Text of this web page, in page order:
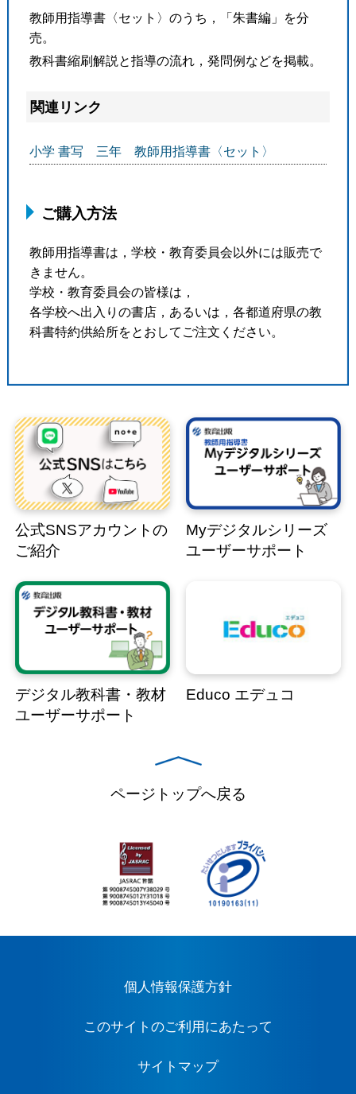
教師用指導書〈セット〉のうち，「朱書編」を分
売。
教科書縮刷解説と指導の流れ，発問例などを掲載。
関連リンク
小学 書写 三年 教師用指導書〈セット〉
ご購入方法
教師用指導書は，学校・教育委員会以外には販売で
きません。
学校・教育委員会の皆様は，
各学校へ出入りの書店，あるいは，各都道府県の教
科書特約供給所をとおしてご注文ください。
公式SNSアカウントの
ご紹介
Myデジタルシリーズ
ユーザーサポート
デジタル教科書・教材
ユーザーサポート
Educo エデュコ
ページトップへ戻る
個人情報保護方針
このサイトのご利用にあたって
サイトマップ